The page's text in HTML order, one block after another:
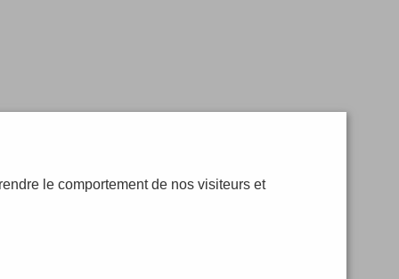
le comportement de nos visiteurs et